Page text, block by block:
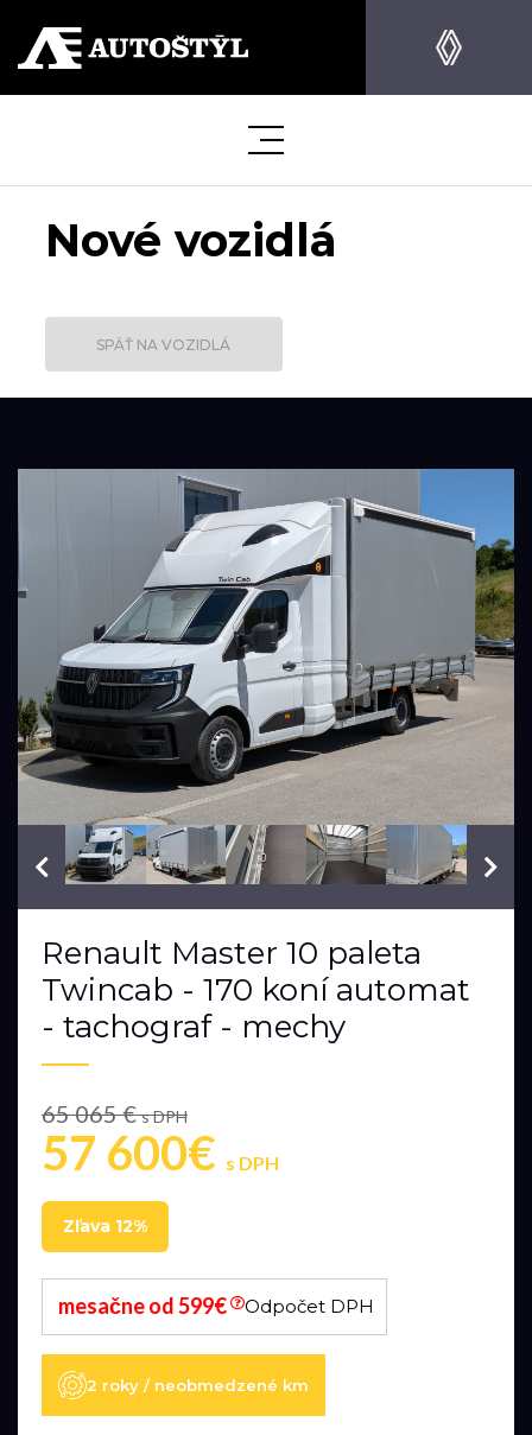
Nové vozidlá
SPÄŤ NA VOZIDLÁ
VIN: VF1RDB00376432658
Renault Master 10 paleta
Twincab - 170 koní automat
- tachograf - mechy
65 065 €s DPH
57 600€ s DPH
Zľava 12%
mesačne od 599€ Odpočet DPH
2 roky / neobmedzené km